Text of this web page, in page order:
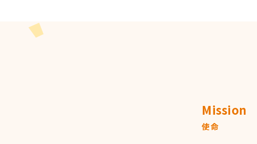
Mission
使命